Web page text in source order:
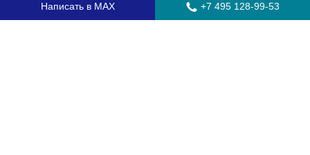
Главная
Написать в MAX +7 495 128-99-53